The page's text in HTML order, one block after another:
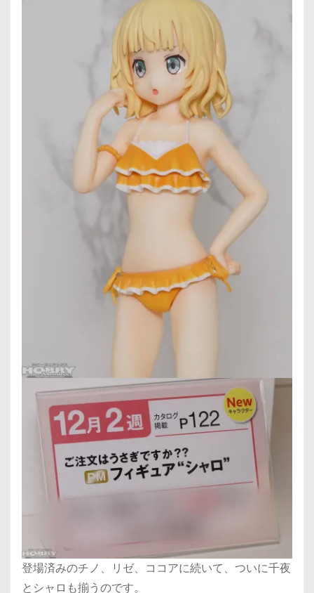
登場済みのチノ、リゼ、ココアに続いて、ついに千夜
とシャロも揃うのです。